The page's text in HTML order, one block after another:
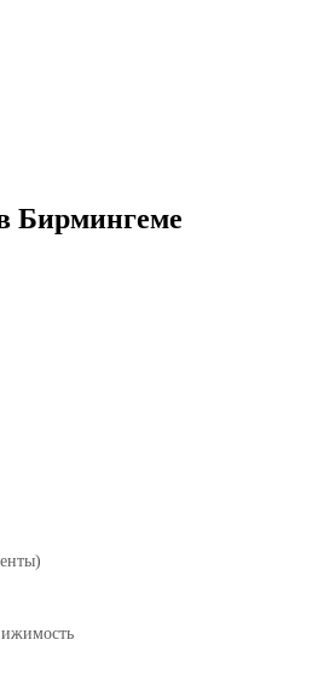
Бирмингеме